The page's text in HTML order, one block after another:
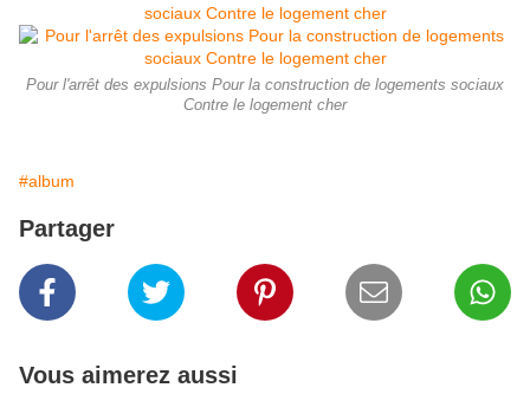
Pour l'arrêt des expulsions Pour la construction de logements sociaux
Contre le logement cher
#album
Partager
Vous aimerez aussi